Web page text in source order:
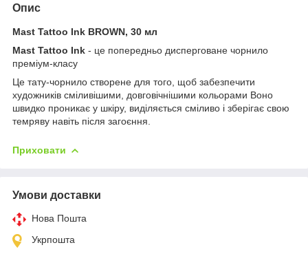
Опис
Mast Tattoo Ink BROWN, 30 мл
Mast Tattoo Ink - це попередньо дисперговане чорнило
преміум-класу
Це тату-чорнило створене для того, щоб забезпечити
художників сміливішими, довговічнішими кольорами Воно
швидко проникає у шкіру, виділяється сміливо і зберігає свою
темряву навіть після загоєння.
Приховати
Умови доставки
Нова Пошта
Укрпошта